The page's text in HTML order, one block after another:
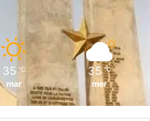
35 ℃
mar
35 ℃
mer